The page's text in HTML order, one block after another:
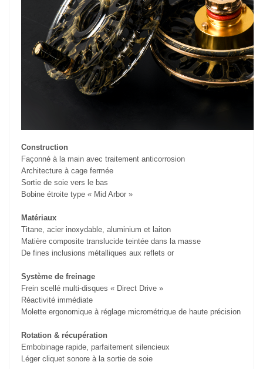
Construction
Façonné à la main avec traitement anticorrosion
Architecture à cage fermée
Sortie de soie vers le bas
Bobine étroite type « Mid Arbor »
Matériaux
Titane, acier inoxydable, aluminium et laiton
Matière composite translucide teintée dans la masse
De fines inclusions métalliques aux reflets or
Système de freinage
Frein scellé multi-disques « Direct Drive »
Réactivité immédiate
Molette ergonomique à réglage micrométrique de haute précision
Rotation & récupération
Embobinage rapide, parfaitement silencieux
Léger cliquet sonore à la sortie de soie